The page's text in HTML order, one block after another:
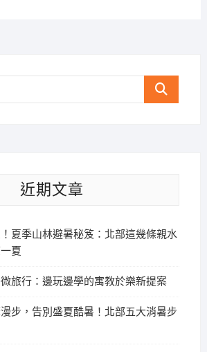
Search
近期文章
夏季山林避暑秘笈：北部這幾條親水
夏
旅行：邊玩邊學的寓教於樂新提案
步，告別盛夏酷暑！北部五大消暑步